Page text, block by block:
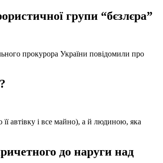
групи “бєзлєра”
прокурора України повідомили про
автівку і все майно), а й людиною, яка
до наруги над